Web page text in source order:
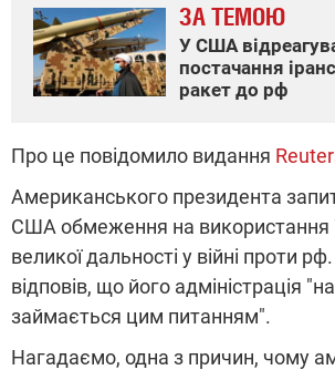
ЗА ТЕМОЮ
У США
постачання
ракет до рф
Про це повідомило видання
Американського президента
США обмеження на використання
великої дальності у війні проти
відповів, що його адміністрація
займається цим питанням".
Нагадаємо, одна з причин, чому